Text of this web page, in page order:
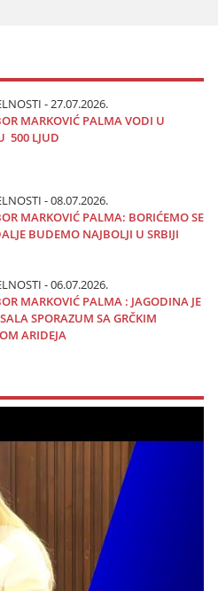
- 27.07.2026.
MARKOVIĆ PALMA VODI U
500 LJUD
- 08.07.2026.
MARKOVIĆ PALMA: BORIĆEMO SE
BUDEMO NAJBOLJI U SRBIJI
- 06.07.2026.
MARKOVIĆ PALMA : JAGODINA JE
SPORAZUM SA GRČKIM
ARIDEJA